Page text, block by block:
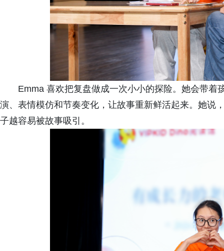
Emma 喜欢把复盘做成一次小小的探险。她会带
演、表情模仿和节奏变化，让故事重新鲜活起来。她说
子越容易被故事吸引。